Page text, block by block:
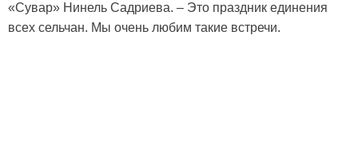
«Сувар» Нинель Садриева. – Это праздник единения
всех сельчан. Мы очень любим такие встречи.